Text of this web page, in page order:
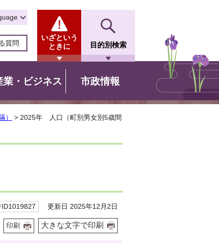
質問
いざという
ときに
目的別検索
業・ビジネス 市政情報
） > 2025年 人口（町別男女別5歳間
ID1019827 更新日 2025年12月2日
印刷 大きな文字で印刷